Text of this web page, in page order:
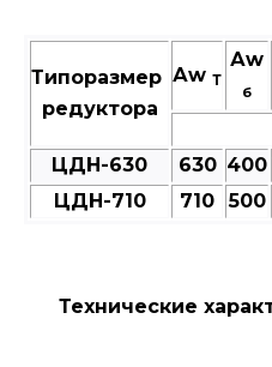
Типоразмер
редуктора
Аw Т
Аw
б
ЦДН-630
630 400
ЦДН-710
710 500
Технические